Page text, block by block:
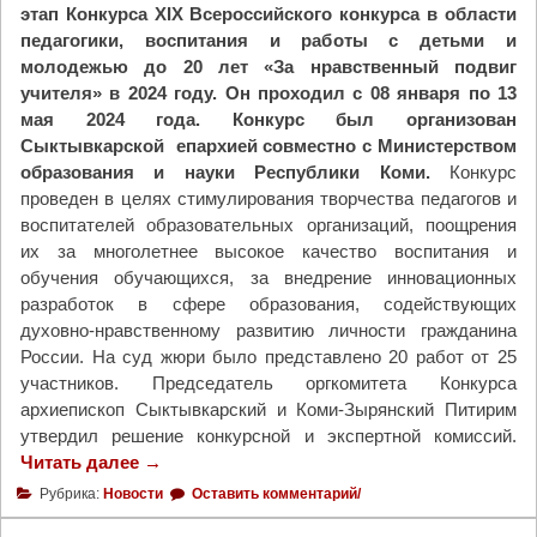
л
п
е
л
и
н
а
П
а
т
р
и
а
р
ш
е
и
этап Конкурса XIX Всероссийского конкурса в области
педагогики, воспитания и работы с детьми и
молодежью до 20 лет «За нравственный подвиг
учителя» в 2024 году. Он проходил с 08 января по 13
мая 2024 года. Конкурс был организован
Сыктывкарской епархией совместно с Министерством
образования и науки Республики Коми.Конкурс
проведен в целях стимулирования творчества педагогов и
воспитателей образовательных организаций, поощрения
их за многолетнее высокое качество воспитания и
обучения обучающихся, за внедрение инновационных
разработок в сфере образования, содействующих
духовно-нравственному развитию личности гражданина
России. На суд жюри было представлено 20 работ от 25
участников. Председатель оргкомитета Конкурса
архиепископ Сыктывкарский и Коми-Зырянский Питирим
утвердил решение конкурсной и экспертной комиссий.
Читать далее "
У
ч
→
Рубрика: Новости Оставить комментарий/